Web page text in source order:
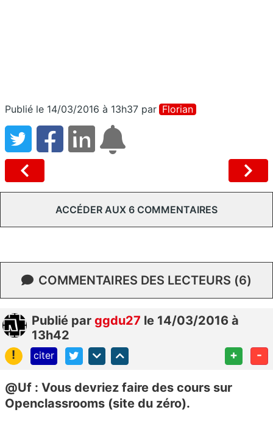
Publié le 14/03/2016 à 13h37 par Florian
ACCÉDER AUX 6 COMMENTAIRES
COMMENTAIRES DES LECTEURS (6)
Publié par ggdu27 le 14/03/2016 à
13h42
!
citer + -
@Uf : Vous devriez faire des cours sur
Openclassrooms (site du zéro).